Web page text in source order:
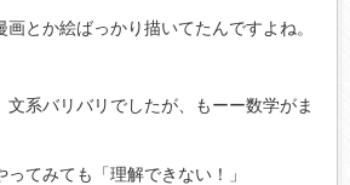
とか絵ばっかり描いてたんですよね。
文系バリバリでしたが、もーー数学がま
てみても「理解できない！」